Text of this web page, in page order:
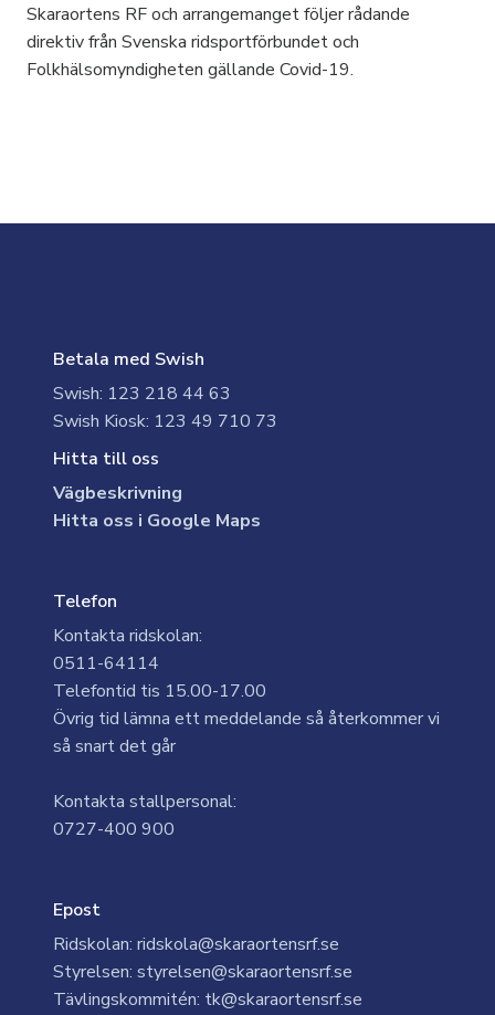
Skaraortens RF och arrangemanget följer rådande
direktiv från Svenska ridsportförbundet och
Folkhälsomyndigheten gällande Covid-19.
Betala med Swish
Swish: 123 218 44 63
Swish Kiosk: 123 49 710 73
Hitta till oss
Vägbeskrivning
Hitta oss i Google Maps
Telefon
Kontakta ridskolan:
0511-64114
Telefontid tis 15.00-17.00
Övrig tid lämna ett meddelande så återkommer vi
så snart det går
Kontakta stallpersonal:
0727-400 900
Epost
Ridskolan: ridskola@skaraortensrf.se
Styrelsen: styrelsen@skaraortensrf.se
Tävlingskommitén: tk@skaraortensrf.se